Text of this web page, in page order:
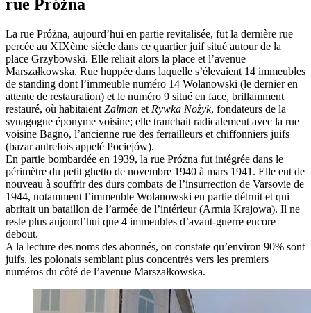
rue Próżna
La rue Próżna, aujourd’hui en partie revitalisée, fut la dernière rue
percée au XIXème siècle dans ce quartier juif situé autour de la
place Grzybowski. Elle reliait alors la place et l’avenue
Marszałkowska. Rue huppée dans laquelle s’élevaient 14 immeubles
de standing dont l’immeuble numéro 14 Wolanowski (le dernier en
attente de restauration) et le numéro 9 situé en face, brillamment
restauré, où habitaient Zalman et Rywka Nożyk, fondateurs de la
synagogue éponyme voisine; elle tranchait radicalement avec la rue
voisine Bagno, l’ancienne rue des ferrailleurs et chiffonniers juifs
(bazar autrefois appelé Pociejów).
En partie bombardée en 1939, la rue Próżna fut intégrée dans le
périmètre du petit ghetto de novembre 1940 à mars 1941. Elle eut de
nouveau à souffrir des durs combats de l’insurrection de Varsovie de
1944, notamment l’immeuble Wolanowski en partie détruit et qui
abritait un bataillon de l’armée de l’intérieur (Armia Krajowa). Il ne
reste plus aujourd’hui que 4 immeubles d’avant-guerre encore
debout.
A la lecture des noms des abonnés, on constate qu’environ 90% sont
juifs, les polonais semblant plus concentrés vers les premiers
numéros du côté de l’avenue Marszałkowska.